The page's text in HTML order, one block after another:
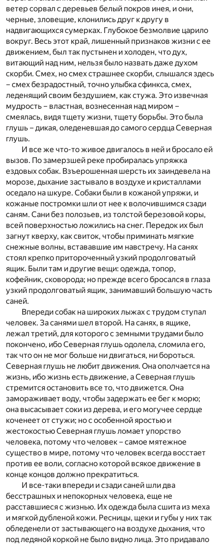
ветер сорвал с деревьев белый покров инея, и они,
черные, зловещие, клонились друг к другу в
надвигающихся сумерках. Глубокое безмолвие царило
вокруг. Весь этот край, лишенный признаков жизни с ее
движением, был так пустынен и холоден, что дух,
витающий над ним, нельзя было назвать даже духом
скорби. Смех, но смех страшнее скорби, слышался здесь
– смех безрадостный, точно улыбка сфинкса, смех,
леденящий своим бездушием, как стужа. Это извечная
мудрость – властная, вознесенная над миром –
смеялась, видя тщету жизни, тщету борьбы. Это была
глушь – дикая, оледеневшая до самого сердца Северная
глушь.
И все же что-то живое двигалось в ней и бросало ей
вызов. По замерзшей реке пробиралась упряжка
ездовых собак. Взъерошенная шерсть их заиндевела на
морозе, дыхание застывало в воздухе и кристаллами
оседало на шкуре. Собаки были в кожаной упряжи, и
кожаные постромки шли от нее к волочившимся сзади
саням. Сани без полозьев, из толстой березовой коры,
всей поверхностью ложились на снег. Передок их был
загнут кверху, как свиток, чтобы приминать мягкие
снежные волны, встававшие им навстречу. На санях
стоял крепко притороченный узкий продолговатый
ящик. Были там и другие вещи: одежда, топор,
кофейник, сковорода; но прежде всего бросался в глаза
узкий продолговатый ящик, занимавший большую часть
саней.
Впереди собак на широких лыжах с трудом ступал
человек. За санями шел второй. На санях, в ящике,
лежал третий, для которого с земными трудами было
покончено, ибо Северная глушь одолела, сломила его,
так что он не мог больше ни двигаться, ни бороться.
Северная глушь не любит движения. Она ополчается на
жизнь, ибо жизнь есть движение, а Северная глушь
стремится остановить все то, что движется. Она
замораживает воду, чтобы задержать ее бег к морю;
она высасывает соки из дерева, и его могучее сердце
коченеет от стужи; но с особенной яростью и
жестокостью Северная глушь ломает упорство
человека, потому что человек – самое мятежное
существо в мире, потому что человек всегда восстает
против ее воли, согласно которой всякое движение в
конце концов должно прекратиться.
И все-таки впереди и сзади саней шли два
бесстрашных и непокорных человека, еще не
расставшиеся с жизнью. Их одежда была сшита из меха
и мягкой дубленой кожи. Ресницы, щеки и губы у них так
обледенели от застывающего на воздухе дыхания, что
под ледяной коркой не было видно лица. Это придавало